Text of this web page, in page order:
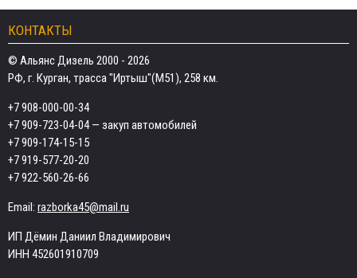
КОНТАКТЫ
© Альянс Дизель 2000 - 2026
РФ, г. Курган, трасса "Иртыш"(М51), 258 км.
+7 908-000-00-34
+7 909-723-04-04— закуп автомобилей
+7 909-174-15-15
+7 919-577-20-20
+7 922-560-26-66
Email: razborka45@mail.ru
ИП Дёмин Даниил Владимирович
ИНН 452601910709